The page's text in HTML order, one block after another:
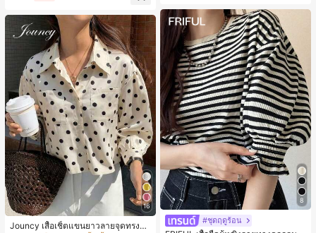
16
Jouncy เสื้อเชิ้ตแขนยาวลายจุดทรงหล
8
#ชุดฤดูร้อน